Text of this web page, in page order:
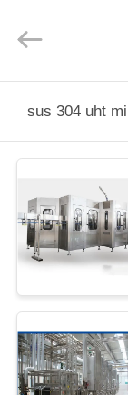
ONS
Management
Services
sus 304 uht